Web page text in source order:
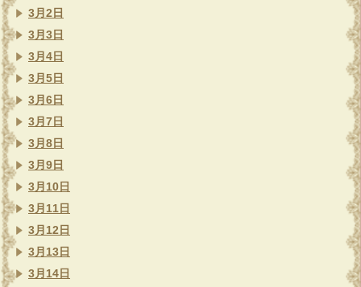
3月2日
3月3日
3月4日
3月5日
3月6日
3月7日
3月8日
3月9日
3月10日
3月11日
3月12日
3月13日
3月14日